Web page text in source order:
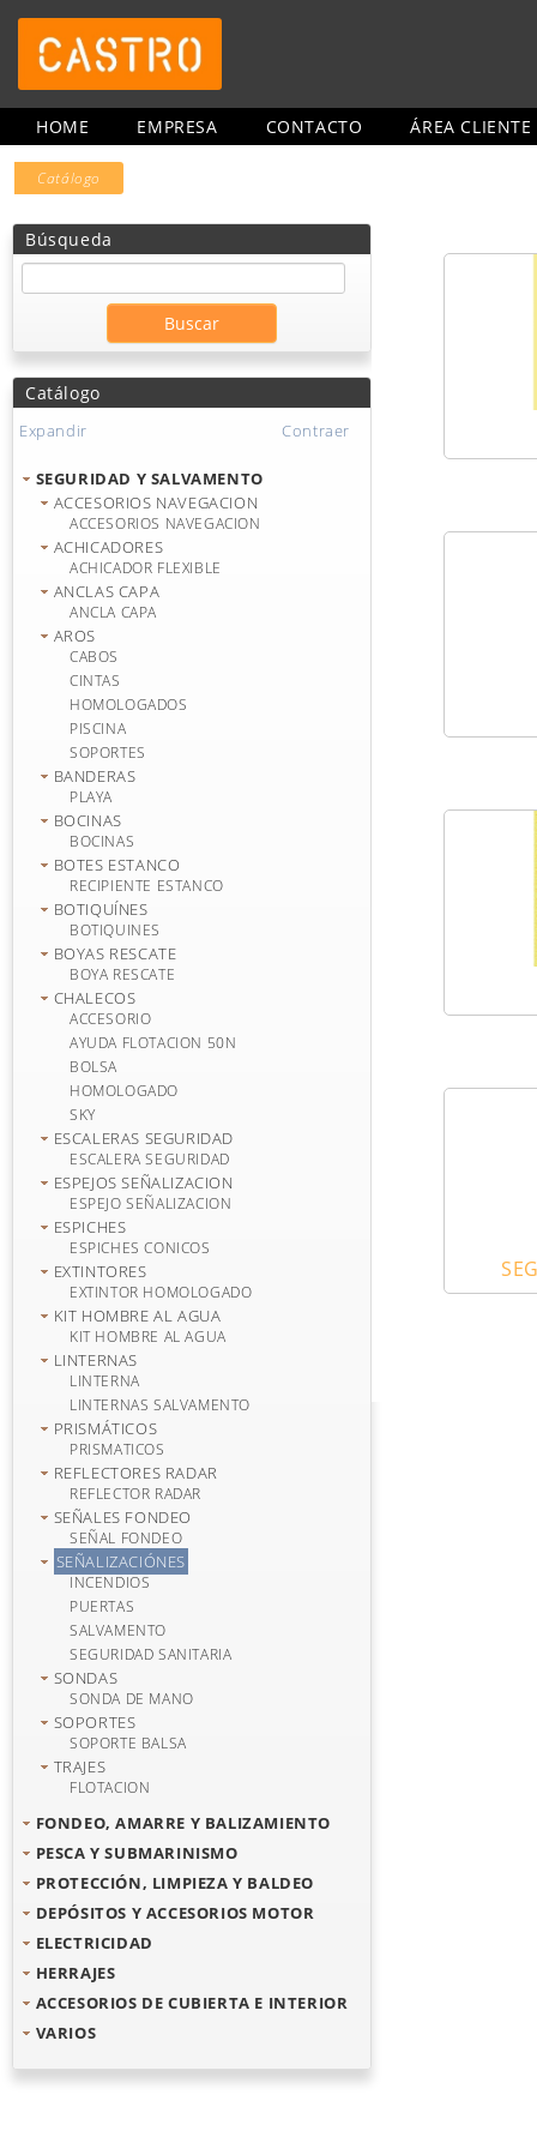
HOME EMPRESA CONTACTO ÁREA CLIENTE
Catálogo
Búsqueda
Catálogo
Expandir Contraer
SEGURIDAD Y SALVAMENTO
ACCESORIOS NAVEGACION
ACCESORIOS NAVEGACION
ACHICADORES
ACHICADOR FLEXIBLE
ANCLAS CAPA
ANCLA CAPA
AROS
CABOS
CINTAS
HOMOLOGADOS
PISCINA
SOPORTES
BANDERAS
PLAYA
BOCINAS
BOCINAS
BOTES ESTANCO
RECIPIENTE ESTANCO
BOTIQUÍNES
BOTIQUINES
BOYAS RESCATE
BOYA RESCATE
CHALECOS
ACCESORIO
AYUDA FLOTACION 50N
BOLSA
HOMOLOGADO
SKY
ESCALERAS SEGURIDAD
ESCALERA SEGURIDAD
ESPEJOS SEÑALIZACION
ESPEJO SEÑALIZACION
ESPICHES
ESPICHES CONICOS
EXTINTORES
EXTINTOR HOMOLOGADO
KIT HOMBRE AL AGUA
KIT HOMBRE AL AGUA
LINTERNAS
LINTERNA
LINTERNAS SALVAMENTO
PRISMÁTICOS
PRISMATICOS
REFLECTORES RADAR
REFLECTOR RADAR
SEÑALES FONDEO
SEÑAL FONDEO
SEÑALIZACIÓNES
INCENDIOS
PUERTAS
SALVAMENTO
SEGURIDAD SANITARIA
SONDAS
SONDA DE MANO
SOPORTES
SOPORTE BALSA
TRAJES
FLOTACION
FONDEO, AMARRE Y BALIZAMIENTO
PESCA Y SUBMARINISMO
PROTECCIÓN, LIMPIEZA Y BALDEO
DEPÓSITOS Y ACCESORIOS MOTOR
ELECTRICIDAD
HERRAJES
ACCESORIOS DE CUBIERTA E INTERIOR
VARIOS